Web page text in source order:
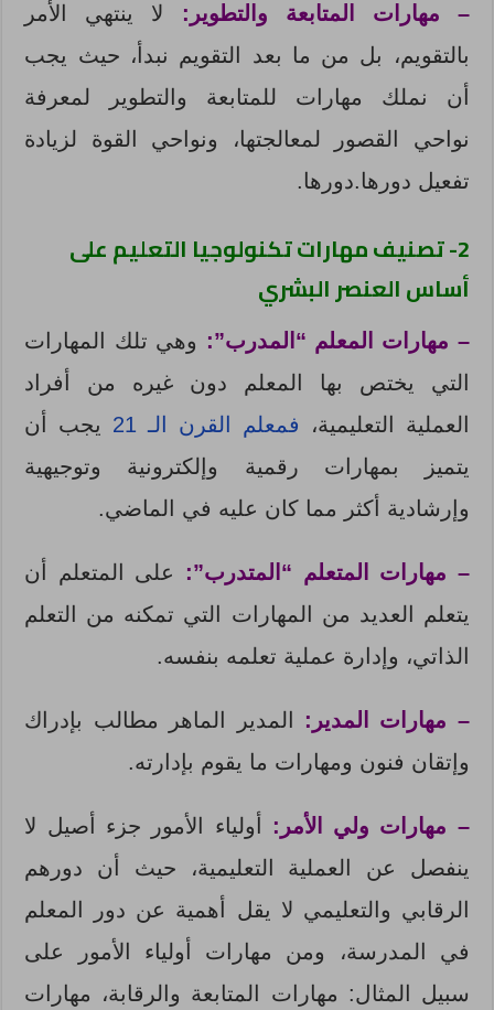
– مهارات المتابعة والتطوير:
لا ينتهي الأمر
بالتقويم، بل من ما بعد التقويم نبدأ، حيث يجب
أن نملك مهارات للمتابعة والتطوير لمعرفة
نواحي القصور لمعالجتها، ونواحي القوة لزيادة
تفعيل دورها.دورها.
2- تصنيف مهارات تكنولوجيا التعليم على
أساس العنصر البشري
– مهارات المعلم “المدرب”: وهي تلك المهارات
التي يختص بها المعلم دون غيره من أفراد
العملية التعليمية، فمعلم القرن الـ 21
يجب أن
يتميز بمهارات رقمية وإلكترونية وتوجيهية
وإرشادية أكثر مما كان عليه في الماضي.
– مهارات المتعلم “المتدرب”: على المتعلم أن
يتعلم العديد من المهارات التي تمكنه من التعلم
الذاتي، وإدارة عملية تعلمه بنفسه.
– مهارات المدير: المدير الماهر مطالب بإدراك
وإتقان فنون ومهارات ما يقوم بإدارته.
– مهارات ولي الأمر: أولياء الأمور جزء أصيل لا
ينفصل عن العملية التعليمية، حيث أن دورهم
الرقابي والتعليمي لا يقل أهمية عن دور المعلم
في المدرسة، ومن مهارات أولياء الأمور على
سبيل المثال: مهارات المتابعة والرقابة، مهارات